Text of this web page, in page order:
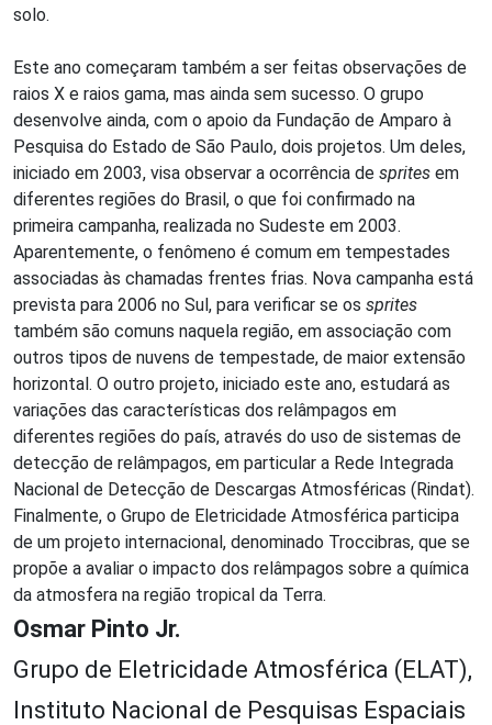
solo.
Este ano começaram também a ser feitas observações de
raios X e raios gama, mas ainda sem sucesso. O grupo
desenvolve ainda, com o apoio da Fundação de Amparo à
Pesquisa do Estado de São Paulo, dois projetos. Um deles,
iniciado em 2003, visa observar a ocorrência de sprites em
diferentes regiões do Brasil, o que foi confirmado na
primeira campanha, realizada no Sudeste em 2003.
Aparentemente, o fenômeno é comum em tempestades
associadas às chamadas frentes frias. Nova campanha está
prevista para 2006 no Sul, para verificar se os sprites
também são comuns naquela região, em associação com
outros tipos de nuvens de tempestade, de maior extensão
horizontal. O outro projeto, iniciado este ano, estudará as
variações das características dos relâmpagos em
diferentes regiões do país, através do uso de sistemas de
detecção de relâmpagos, em particular a Rede Integrada
Nacional de Detecção de Descargas Atmosféricas (Rindat).
Finalmente, o Grupo de Eletricidade Atmosférica participa
de um projeto internacional, denominado Troccibras, que se
propõe a avaliar o impacto dos relâmpagos sobre a química
da atmosfera na região tropical da Terra.
Osmar Pinto Jr.
Grupo de Eletricidade Atmosférica (ELAT),
Instituto Nacional de Pesquisas Espaciais